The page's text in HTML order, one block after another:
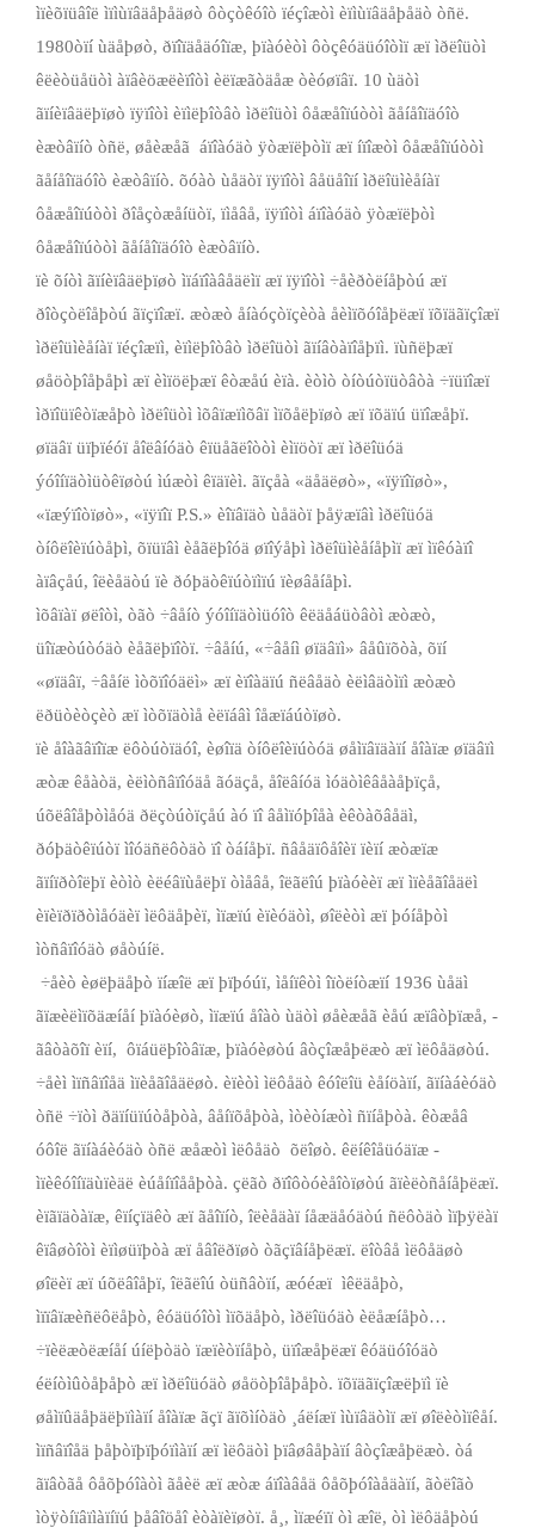
ìïèõïüâîë ìïìùïâäåþåäøò ôòçòêóîò ïéçîæòì èïìùïâäåþåäò òñë.
1980­òïí ùäåþøò, ðïîïäåäóîïæ, þïàóèòì ôòçêóäüóîòìï æï ìðëîüòì
êëèòüåüòì àïâèöæëèïîòì èëïæãòäåæ òèóøïâï. 10 ùäòì
ãïíèïâäëþïøò ïÿïîòì èïìëþîòâò ìðëîüòì ôåæåîïúòòì ãåíåîïäóîò
èæòâïíò òñë, øåèæåã ­ áïîàóäò ÿòæïëþòìï æï íïîæòì ôåæåîïúòòì
ãåíåîïäóîò èæòâïíò. õóàò ùåäòï ïÿïîòì âåüåîïí ìðëîüìèåíàï
ôåæåîïúòòì ðîåçòæåíüòï, ïìåâå, ïÿïîòì áïîàóäò ÿòæïëþòì
ôåæåîïúòòì ãåíåîïäóîò èæòâïíò.
ïè õíòì ãïíèïâäëþïøò ìïáïîàâåäëìï æï ïÿïîòì ÷åèðòëíåþòú æï
ðîòçòëîåþòú ãïçïîæï. æòæò åíàóçòïçèòà åèìïõóîåþëæï ïõïäãïçîæï
ìðëîüìèåíàï ïéçîæïì, èïìëþîòâò ìðëîüòì ãïíâòàïîåþïì. ïùñëþæï
øåöòþîåþåþì æï èìïöëþæï êòæåú èïà. èòìò òíòúòïüòâòà ÷ïüïîæï
ìðïîüïêòïæåþò ìðëîüòì ìõâïæïìõâï ìïõåëþïøò æï ïõäïú üïîæåþï.
øïäâï üïþïéóï åîëâíóäò êïüåãëîòòì èìïöòï æï ìðëîüóä
ýóîíïäòìüòêïøòú ìúæòì êïäïèì. ãïçåà «äåäëøò», «ïÿïîïøò»,
«ïæýïîòïøò», «ïÿïîï P.S.» èîïâïäò ùåäòï þåÿæïâì ìðëîüóä
òíôëîèïúòåþì, õïüïâì èåãëþîóä øïîýåþì ìðëîüìèåíåþìï æï ìïêóàïî
àïâçåú, îëèåäòú ïè ðóþäòêïúòïìïú ïèøâåíåþì.
ìõâïàï øëîòì, òãò ÷âåíò ýóîíïäòìüóîò êëäåáüòâòì æòæò,
üîïæòúòóäò èåãëþïîòï. ÷âåíú, «÷âåíì øïäâïì» âåûïõòà, õïí
«øïäâï, ÷âåíë ìòõïîóäëì» æï èïîàäïú ñëâåäò èëìâäòìïì æòæò
ëðüòèòçèò æï ìòõïäòìå èëïáâì îåæïáúòïøò.
ïè åîàãâïîïæ ëôòúòïäóî, èøîïä òíôëîèïúòóä øåìïâïäàïí åîàïæ øïäâïì
æòæ êåàòä, èëìòñâïîóäå ãóäçå, åîëâíóä ìóäòìêâåàåþïçå,
úõëâîåþòìåóä ðëçòúòïçåú àó ïî âåìïóþîåà èêòàõâåäì,
ðóþäòêïúòï ìîóäñëôòäò ïî òáíåþï. ñâåäïôåîèï ïèïí æòæïæ
ãïíïðòîëþï èòìò èëéâïùåëþï òìåâå, îëãëîú þïàóèèï æï ìïèåãîåäëì
èïèïðïðòìåóäèï ìëôäåþèï, ìïæïú èïèóäòì, øîëèòì æï þóíåþòì
ìòñâïîóäò øåòúíë.
­ ÷åèò èøëþäåþò ïíæîë æï þïþóúï, ìåíïêòì îïòëíòæïí 1936 ùåäì
ãïæèëìïõäæíåí þïàóèøò, ìïæïú åîàò ùäòì øåèæåã èåú æïâòþïæå, ­
ãâòàõîï èïí, ­ ôïáüëþîòâïæ, þïàóèøòú âòçîæåþëæò æï ìëôåäøòú.
÷åèì ìïñâïîåä ìïèåãîåäëøò. èïèòì ìëôåäò êóîëîü èåíöàïí, ãïíàáèóäò
òñë ÷ïòì ðäïíüïúòåþòà, âåíïõåþòà, ìòèòíæòì ñïíåþòà. êòæåâ
óôîë ãïíàáèóäò òñë æåæòì ìëôåäò ­ õëîøò. êëíêîåüóäïæ ­
ìïèêóîíïäùïèäë èúåíïîååþòà. çëãò ðïîôòóèåîòïøòú ãïèëòñåíåþëæï.
èïãïäòàïæ, êïíçïäêò æï ãåîïíò, îëèåäàï íåæäåóäòú ñëôòäò ìïþÿëàï
êïâøòîòì èïìøüïþòà æï åâîëðïøò òãçïâíåþëæï. ëîòâå ìëôåäøò
øîëèï æï úõëâîåþï, îëãëîú òüñâòïí, æóéæï ­ ìêëäåþò,
ìïïâïæèñëôëåþò, êóäüóîòì ìïõäåþò, ìðëîüóäò èëåæíåþò…
÷ïèëæòëæíåí úíëþòäò ïæïèòïíåþò, üïîæåþëæï êóäüóîóäò
éëíòìûòåþåþò æï ìðëîüóäò øåöòþîåþåþò. ïõïäãïçîæëþïì ïè
øåìïûäåþäëþïìàïí åîàïæ ãçï ãïõìíòäò ¸áëíæï ìùïâäòìï æï øîëèòìïêåí.
ìïñâïîåä þåþòï­þïþóïìàïí æï ìëôäòì þïâøâåþàïí âòçîæåþëæò. òá
ãïâòãå ôåõþóîàòì ãåèë æï æòæ áïîàâåä ôåõþóîàåäàïí, ãòëîãò
ìòÿòíïâïìàïíïú þåâîöåî èòàïèïøòï. å¸, ìïæéïï òì æîë, òì ìëôäåþòú